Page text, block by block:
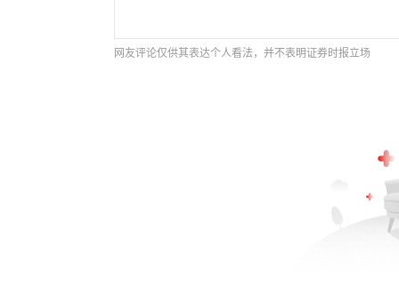
网友评论仅供其表达个人看法，并不表明证券时报立场